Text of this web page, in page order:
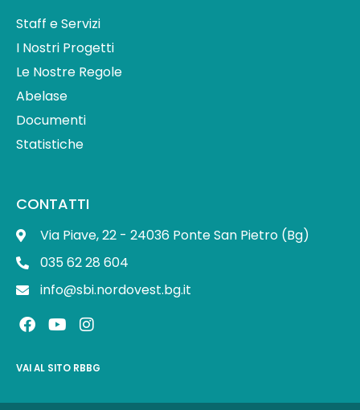
Staff e Servizi
I Nostri Progetti
Le Nostre Regole
Abelase
Documenti
Statistiche
CONTATTI
Via Piave, 22 - 24036 Ponte San Pietro (Bg)
035 62 28 604
info@sbi.nordovest.bg.it
F
a
e
o
Y
o
t
b
I
n
t
g
VAI AL SITO RBBG